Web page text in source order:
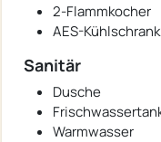
2-Flammkocher
AES-Kühlschrank
Sanitär
Dusche
Warmwasser